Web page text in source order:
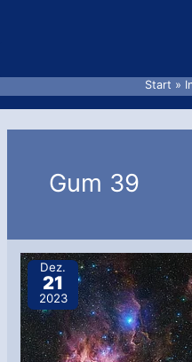
Start
Gum 39
Dez.
21
2023